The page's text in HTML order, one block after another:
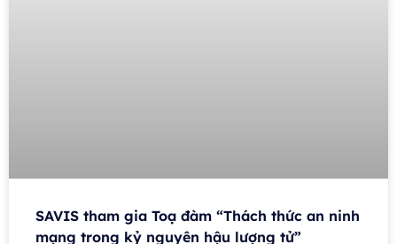
SAVIS tham gia Toạ đàm “Thách thức an ninh
mạng trong kỷ nguyên hậu lượng tử”